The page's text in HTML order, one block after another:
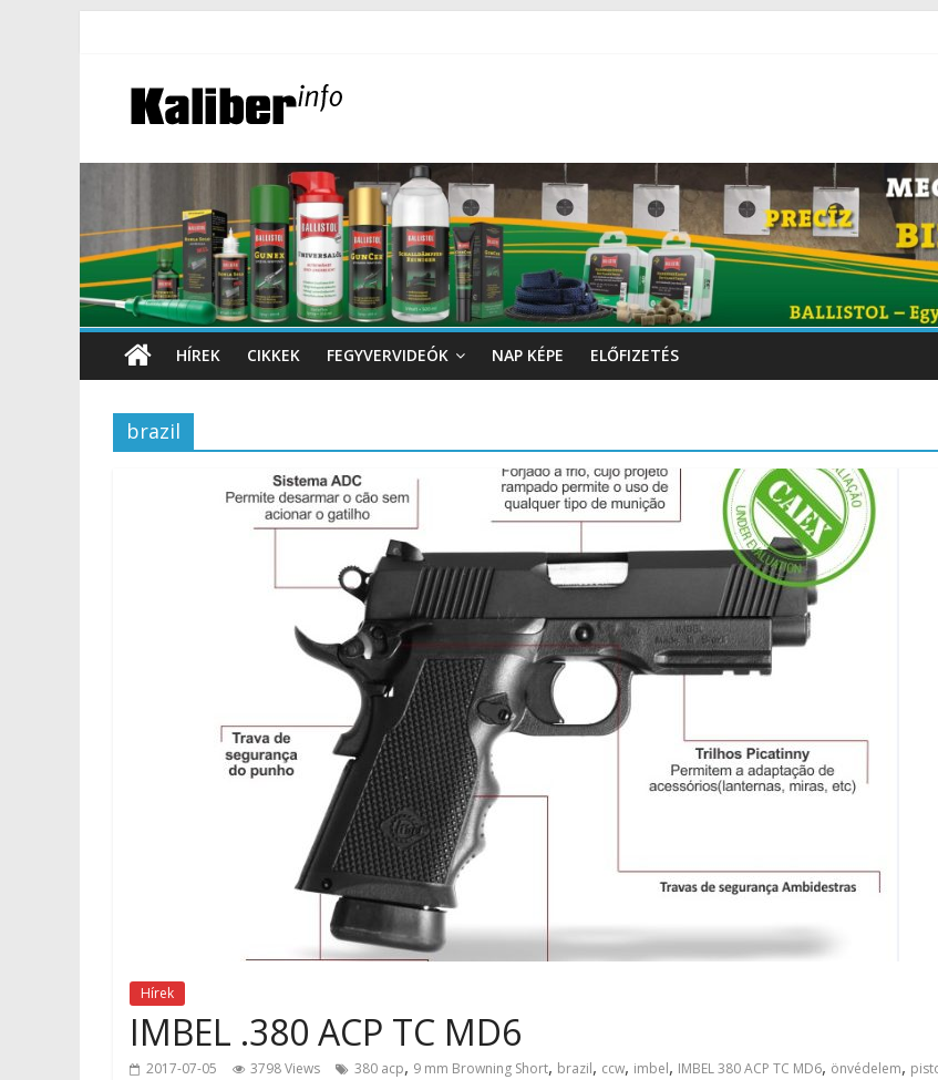
HÍREK CIKKEK FEGYVERVIDEÓK NAP KÉPE ELŐFIZETÉS
brazil
Hírek
IMBEL .380 ACP TC MD6
2017-07-05 3798 Views 380 acp, 9 mm Browning Short, brazil, ccw, imbel, IMBEL 380 ACP TC MD6, önvédelem,